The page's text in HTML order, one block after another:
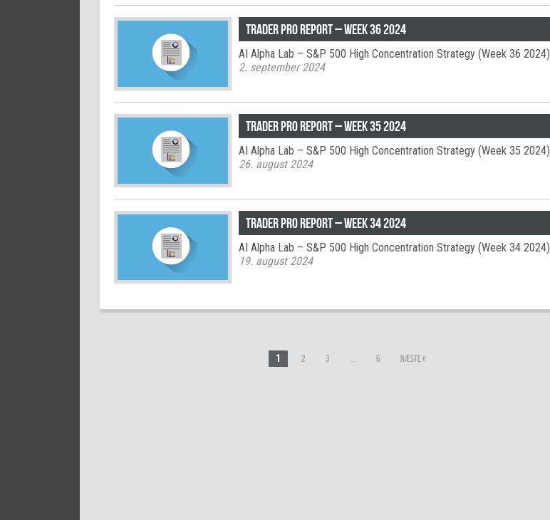
TRADER PRO report – week 36 2024
AI Alpha Lab – S&P 500 High Concentration Strategy (Week 36 2024)
2. september 2024
TRADER PRO report – week 35 2024
AI Alpha Lab – S&P 500 High Concentration Strategy (Week 35 2024)
26. august 2024
TRADER PRO report – week 34 2024
AI Alpha Lab – S&P 500 High Concentration Strategy (Week 34 2024)
19. august 2024
1 2 3 … 6 Næste »